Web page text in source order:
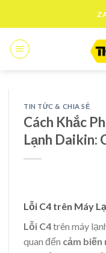
content
TIN TỨC & CHIA SẺ
Cách Khắc
Lạnh Daikin:
Lỗi C4 trên Máy
Lỗi C4trên máy
quan đến cảm biến